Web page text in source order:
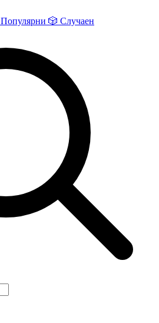
Популярни 🎲 Случаен